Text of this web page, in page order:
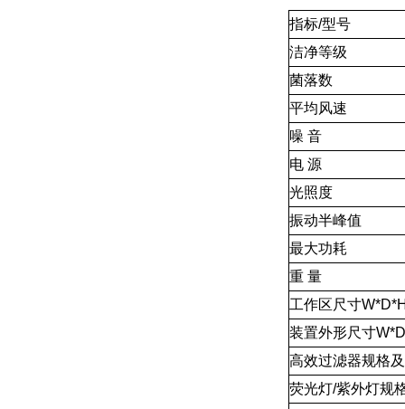
指标/型号
洁净等级
菌落数
平均风速
噪 音
电 源
光照度
振动半峰值
最大功耗
重 量
工作区尺寸
装置外形尺寸
高效过滤器规格
荧光灯/紫外灯规